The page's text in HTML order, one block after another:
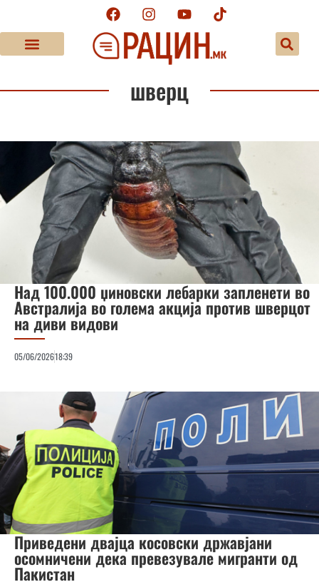
шверц
Над 100.000 џиновски лебарки запленети во
Австралија во голема акција против шверцот
на диви видови
05/06/202618:39
Приведени двајца косовски државјани
осомничени дека превезувале мигранти од
Пакистан